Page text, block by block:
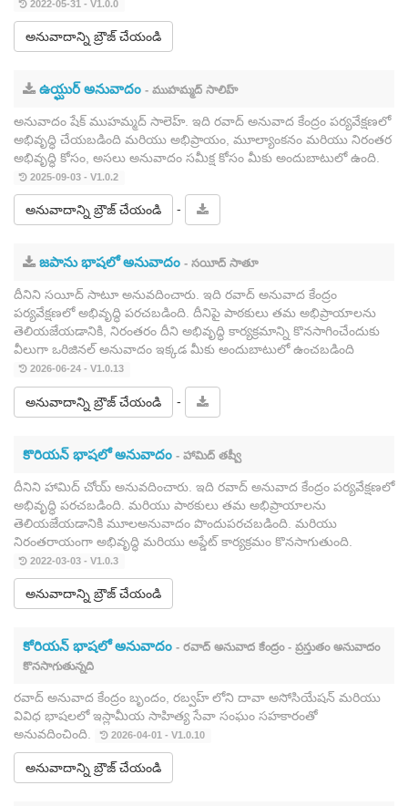
2022-05-31 - V1.0.0
అనువాదాన్ని బ్రౌజ్ చేయండి
ఉయ్ఘుర్ అనువాదం - ముహమ్మద్ సాలిహ్
అనువాదం షేక్ ముహమ్మద్ సాలెహ్. ఇది రవాద్ అనువాద కేంద్రం పర్యవేక్షణలో
అభివృద్ధి చేయబడింది మరియు అభిప్రాయం, మూల్యాంకనం మరియు నిరంతర
అభివృద్ధి కోసం, అసలు అనువాదం సమీక్ష కోసం మీకు అందుబాటులో ఉంది.
2025-09-03 - V1.0.2
అనువాదాన్ని బ్రౌజ్ చేయండి -
జపాను భాషలో అనువాదం - సయీద్ సాతూ
దీనిని సయీద్ సాటూ అనువదించారు. ఇది రవాద్ అనువాద కేంద్రం
పర్యవేక్షణలో అభివృద్ధి పరచబడింది. దీనిపై పాఠకులు తమ అభిప్రాయాలను
తెలియజేయడానికి, నిరంతరం దీని అభివృద్ధి కార్యక్రమాన్ని కొనసాగించేందుకు
వీలుగా ఒరిజినల్ అనువాదం ఇక్కడ మీకు అందుబాటులో ఉంచబడింది
2026-06-24 - V1.0.13
అనువాదాన్ని బ్రౌజ్ చేయండి -
కొరియన్ భాషలో అనువాదం - హామిద్ తష్వీ
దీనిని హామిద్ చోయ్ అనువదించారు. ఇది రవాద్ అనువాద కేంద్రం పర్యవేక్షణలో
అభివృద్ధి పరచబడింది. మరియు పాఠకులు తమ అభిప్రాయాలను
తెలియజేయడానికి మూలఅనువాదం పొందుపరచబడింది. మరియు
నిరంతరాయంగా అభివృద్ధి మరియు అప్డేట్ కార్యక్రమం కొనసాగుతుంది.
2022-03-03 - V1.0.3
అనువాదాన్ని బ్రౌజ్ చేయండి
కోరియన్ భాషలో అనువాదం - రవాద్ అనువాద కేంద్రం - ప్రస్తుతం అనువాదం
కొనసాగుతున్నది
రవాద్ అనువాద కేంద్రం బృందం, రబ్వహ్ లోని దావా అసోసియేషన్ మరియు
వివిధ భాషలలో ఇస్లామీయ సాహిత్య సేవా సంఘం సహకారంతో
అనువదించింది.
2026-04-01 - V1.0.10
అనువాదాన్ని బ్రౌజ్ చేయండి